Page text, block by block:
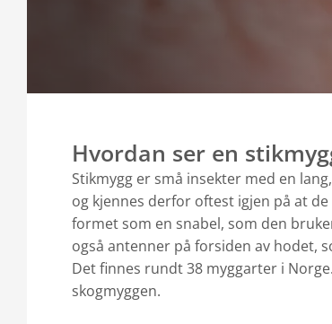
Hvordan ser en
Stikmygg er små insekter med en
og kjennes derfor oftest igjen på at
formet som en snabel, som den
også antenner på forsiden av hodet,
Det finnes rundt 38 myggarter i
skogmyggen.